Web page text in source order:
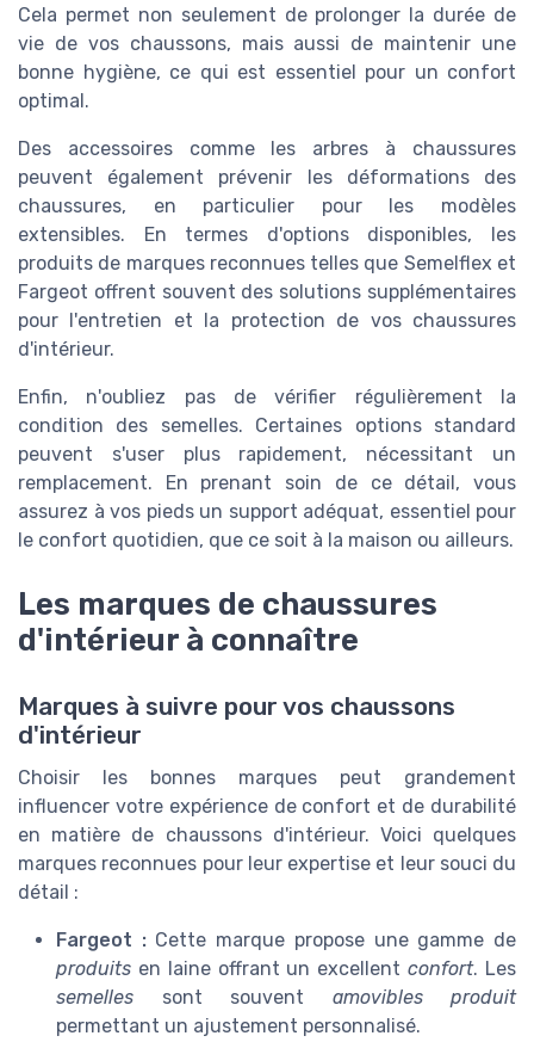
Cela permet non seulement de prolonger la durée de
vie de vos chaussons, mais aussi de maintenir une
bonne hygiène, ce qui est essentiel pour un confort
optimal.
Des accessoires comme les arbres à chaussures
peuvent également prévenir les déformations des
chaussures, en particulier pour les modèles
extensibles. En termes d'options disponibles, les
produits de marques reconnues telles que Semelflex et
Fargeot offrent souvent des solutions supplémentaires
pour l'entretien et la protection de vos chaussures
d'intérieur.
Enfin, n'oubliez pas de vérifier régulièrement la
condition des semelles. Certaines options standard
peuvent s'user plus rapidement, nécessitant un
remplacement. En prenant soin de ce détail, vous
assurez à vos pieds un support adéquat, essentiel pour
le confort quotidien, que ce soit à la maison ou ailleurs.
Les marques de chaussures
d'intérieur à connaître
Marques à suivre pour vos chaussons
d'intérieur
Choisir les bonnes marques peut grandement
influencer votre expérience de confort et de durabilité
en matière de chaussons d'intérieur. Voici quelques
marques reconnues pour leur expertise et leur souci du
détail :
Fargeot :Cette marque propose une gamme de
produits en laine offrant un excellentconfort. Les
semelles sont souvent amovibles produit
permettant un ajustement personnalisé.